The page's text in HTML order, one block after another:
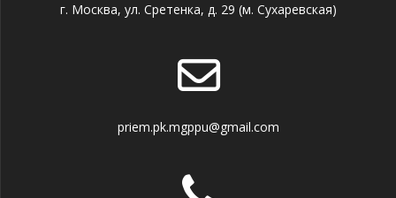
г. Москва, ул. Сретенка, д. 29 (м. Сухаревская)
priem.pk.mgppu@gmail.com